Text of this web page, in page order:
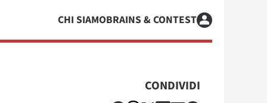
CHI SIAMOBRAINS & CONTEST
CONDIVIDI